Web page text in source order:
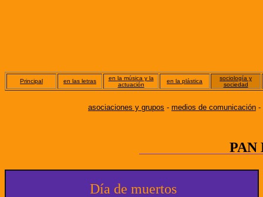
Principal en las letras
en la música y la
actuación
en la plástica
sociología y
sociedad
asociaciones y grupos - medios de comunicación -
PAN
Día de muertos